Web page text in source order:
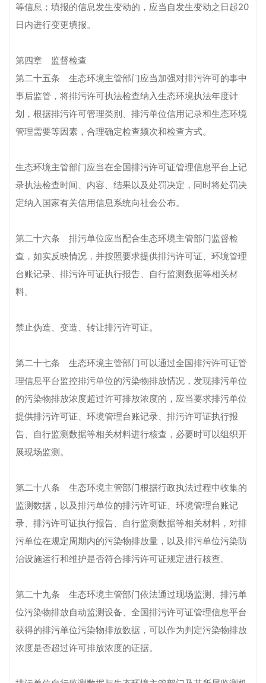
等信息；填报的信息发生变动的，应当自发生变动之日起20
日内进行变更填报。
第四章 监督检查
第二十五条 生态环境主管部门应当加强对排污许可的事中
事后监管，将排污许可执法检查纳入生态环境执法年度计
划，根据排污许可管理类别、排污单位信用记录和生态环境
管理需要等因素，合理确定检查频次和检查方式。
生态环境主管部门应当在全国排污许可证管理信息平台上记
录执法检查时间、内容、结果以及处罚决定，同时将处罚决
定纳入国家有关信用信息系统向社会公布。
第二十六条 排污单位应当配合生态环境主管部门监督检
查，如实反映情况，并按照要求提供排污许可证、环境管理
台账记录、排污许可证执行报告、自行监测数据等相关材
料。
禁止伪造、变造、转让排污许可证。
第二十七条 生态环境主管部门可以通过全国排污许可证管
理信息平台监控排污单位的污染物排放情况，发现排污单位
的污染物排放浓度超过许可排放浓度的，应当要求排污单位
提供排污许可证、环境管理台账记录、排污许可证执行报
告、自行监测数据等相关材料进行核查，必要时可以组织开
展现场监测。
第二十八条 生态环境主管部门根据行政执法过程中收集的
监测数据，以及排污单位的排污许可证、环境管理台账记
录、排污许可证执行报告、自行监测数据等相关材料，对排
污单位在规定周期内的污染物排放量，以及排污单位污染防
治设施运行和维护是否符合排污许可证规定进行核查。
第二十九条 生态环境主管部门依法通过现场监测、排污单
位污染物排放自动监测设备、全国排污许可证管理信息平台
获得的排污单位污染物排放数据，可以作为判定污染物排放
浓度是否超过许可排放浓度的证据。